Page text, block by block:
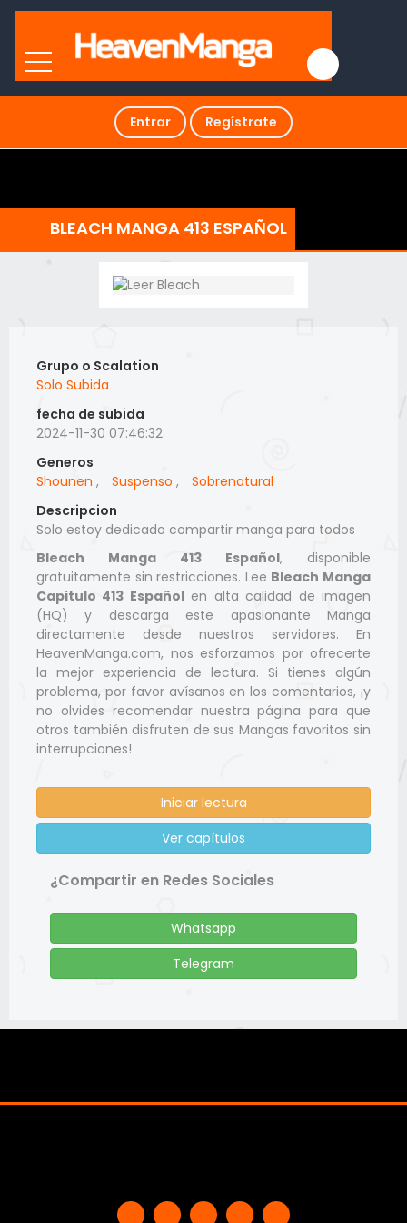
Entrar Regístrate
BLEACH MANGA 413 ESPAÑOL
Grupo o Scalation
Solo Subida
fecha de subida
2024-11-30 07:46:32
Generos
Shounen , Suspenso ,
Sobrenatural
Descripcion
Solo estoy dedicado compartir manga para todos
Bleach Manga 413 Español, disponible
gratuitamente sin restricciones. Lee Bleach Manga
Capitulo 413 Españolen alta calidad de imagen
(HQ) y descarga este apasionante Manga
directamente desde nuestros servidores. En
HeavenManga.com, nos esforzamos por ofrecerte
la mejor experiencia de lectura. Si tienes algún
problema, por favor avísanos en los comentarios, ¡y
no olvides recomendar nuestra página para que
otros también disfruten de sus Mangas favoritos sin
interrupciones!
Iniciar lectura
Ver capítulos
¿Compartir en Redes Sociales
Whatsapp
Telegram